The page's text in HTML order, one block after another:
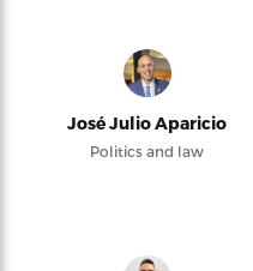
José Julio Aparicio
Politics and law